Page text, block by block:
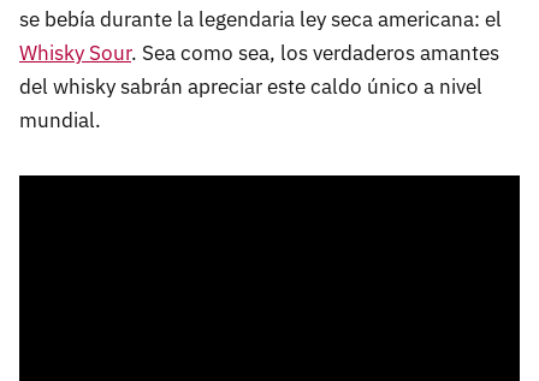
se bebía durante la legendaria ley seca americana: el
Whisky Sour. Sea como sea, los verdaderos amantes
del whisky sabrán apreciar este caldo único a nivel
mundial.